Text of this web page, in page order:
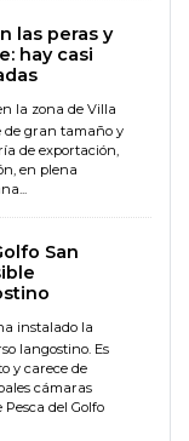
las peras y
hay casi
la zona de Villa
de gran tamaño y
de exportación,
en plena
San
instalado la
langostino. Es
y carece de
cámaras
Pesca del Golfo